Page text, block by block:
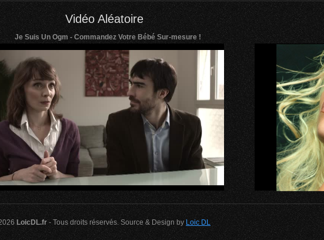
Vidéo Aléatoire
Je Suis Un Ogm - Commandez Votre Bébé Sur-mesure !
LoicDL.fr - Tous droits réservés. Source & Design by Loic DL